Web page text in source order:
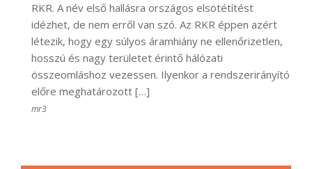
RKR. A név első hallásra országos elsötétítést
idézhet, de nem erről van szó. Az RKR éppen azért
létezik, hogy egy súlyos áramhiány ne ellenőrizetlen,
hosszú és nagy területet érintő hálózati
összeomláshoz vezessen. Ilyenkor a rendszerirányító
előre meghatározott […]
mr3